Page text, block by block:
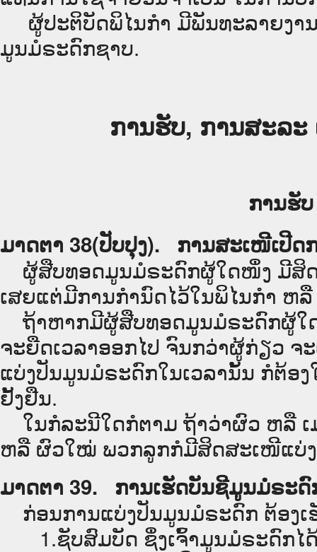
ຜູ້ປະຕິບັດພິໄນກຳ ມີພັນທະລາຍງາ
ມູນມໍຣະດົກຊາບ.
ການຮັບ, ການສະລ
ການຮັ
ມາດຕາ 38(ປັບປຸງ). ການສະເໜີເປີ
ຜູ້ສືບທອດມູນມໍຣະດົກຜູ້ໃດໜຶ່ງ ມີສິດ
ເສຍແຕ່ມີການກຳນົດໄວ້ໃນພິໄນກຳ ຫ
ຖ້າຫາກມີຜູ້ສືບທອດມູນມໍຣະດົກຜູ້ໃ
ຈະຍືດເວລາອອກໄປ ຈົນກວ່າຜູ້ກ່ຽວ ຈ
ແບ່ງປັນມູນມໍຣະດົກໃນເວລານັ້ນ ກໍຕ້ອ
ຢັ້ງຢືນ.
ໃນກໍລະນີໃດກໍຕາມ ຖ້າວ່າຜົວ ຫລື
ຫລື ຜົວໃໝ່ ພວກລູກກໍມີສິດສະເໜີແບ່
ມາດຕາ 39. ການເຮັດບັນຊີມູນມໍຣະດົ
ກ່ອນການແບ່ງປັນມູນມໍຣະດົກ ຕ້ອງ
1.ຊັບສົມບັດ ຊຶ່ງເຈົ້າມູນມໍຣະດົກໄ